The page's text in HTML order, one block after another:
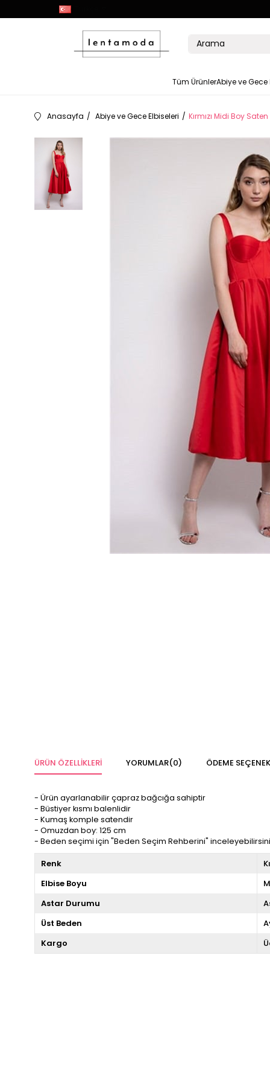
Tüm ÜrünlerAbiye ve Gece
Anasayfa Abiye ve Gece Elbiseleri Kırmızı Midi Boy
ÜRÜN ÖZELLIKLERI YORUMLAR(0) ÖDEME
- Ürün ayarlanabilir çapraz bağcığa sahiptir
- Büstiyer kısmı balenlidir
- Kumaş komple satendir
- Omuzdan boy: 125 cm
- Beden seçimi için "Beden Seçim Rehberini"
Renk
Elbise Boyu
Astar Durumu
Üst Beden
Kargo